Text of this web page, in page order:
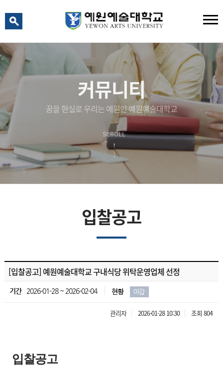
커뮤니티
꿈을 현실로 우리는 예원인 예원예술대학교
SCROLL
입찰공고
[입찰공고] 예원예술대학교 구내식당 위탁운영업체 선정
기간 2026-01-28 ~ 2026-02-04 현황 마감
관리자 2026-01-28 10:30 조회 804
입찰공고
예원 AI